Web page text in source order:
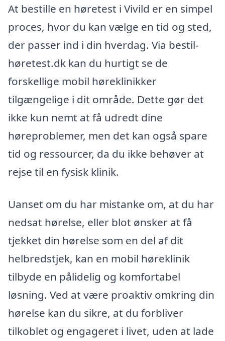
At bestille en høretest i Vivild er en simpel
proces, hvor du kan vælge en tid og sted,
der passer ind i din hverdag. Via bestil-
høretest.dk kan du hurtigt se de
forskellige mobil høreklinikker
tilgængelige i dit område. Dette gør det
ikke kun nemt at få udredt dine
høreproblemer, men det kan også spare
tid og ressourcer, da du ikke behøver at
rejse til en fysisk klinik.
Uanset om du har mistanke om, at du har
nedsat hørelse, eller blot ønsker at få
tjekket din hørelse som en del af dit
helbredstjek, kan en mobil høreklinik
tilbyde en pålidelig og komfortabel
løsning. Ved at være proaktiv omkring din
hørelse kan du sikre, at du forbliver
tilkoblet og engageret i livet, uden at lade